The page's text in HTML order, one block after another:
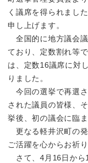
く議席を得られまし
申し上げます。
全国的に地方議会
ており、定数割れ等
は、定数16議席に対
りました。
今回の選挙で再選
された議員の皆様、
挙後、初の議会に臨
更なる軽井沢町の
ご活躍を心からお祈
さて、4月16日から